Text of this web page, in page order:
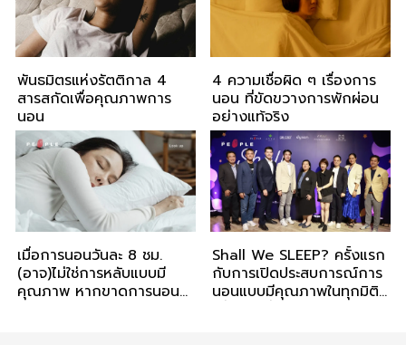
พันธมิตรแห่งรัตติกาล 4
สารสกัดเพื่อคุณภาพการ
นอน
4 ความเชื่อผิด ๆ เรื่องการ
นอน ที่ขัดขวางการพักผ่อน
อย่างแท้จริง
เมื่อการนอนวันละ 8 ชม.
(อาจ)ไม่ใช่การหลับแบบมี
คุณภาพ หากขาดการนอน
Shall We SLEEP? ครั้งแรก
กับการเปิดประสบการณ์การ
นอนแบบมีคุณภาพในทุกมิติ